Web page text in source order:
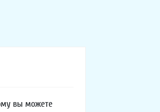
вы можете